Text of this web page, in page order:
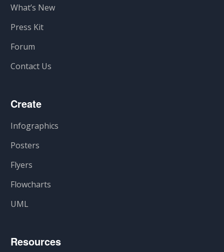
What’s New
Press Kit
Forum
Contact Us
Create
Infographics
Posters
Flyers
Flowcharts
UML
Resources